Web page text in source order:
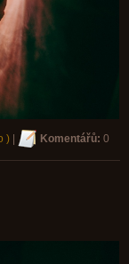
) | Komentářů: 0